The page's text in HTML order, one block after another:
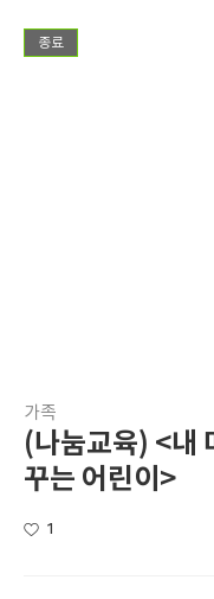
종료
가족
(나눔교육) <내
꾸는 어린이>
1